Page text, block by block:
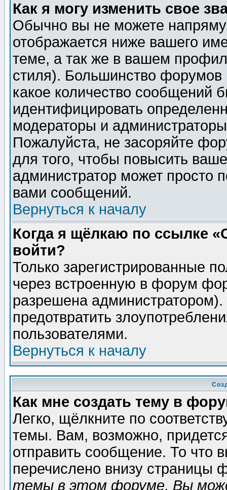
Как я могу изменить свое
Обычно вы не можете
отображается ниже вашего
теме, а так же в вашем
стиля). Большинство форумов
какое количество сообщений
идентифицировать
модераторы и
Пожалуйста, не засоряйте
для того, чтобы повысить
администратор может просто
вами сообщений.
Вернуться к началу
Когда я щёлкаю по ссылке
войти?
Только зарегистрированные
через встроенную в форум
разрешена
предотвратить
пользователями.
Вернуться к началу
Как мне создать тему в
Легко, щёлкните по
темы. Вам, возможно,
отправить сообщение. То что
перечислено внизу страницы
темы в этом форуме, Вы